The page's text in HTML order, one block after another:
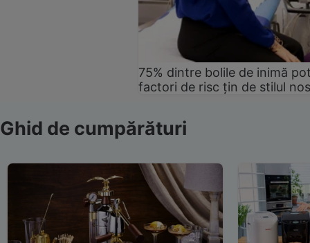
75% dintre bolile de inimă
factori de risc țin de stilul
Ghid de cumpărături